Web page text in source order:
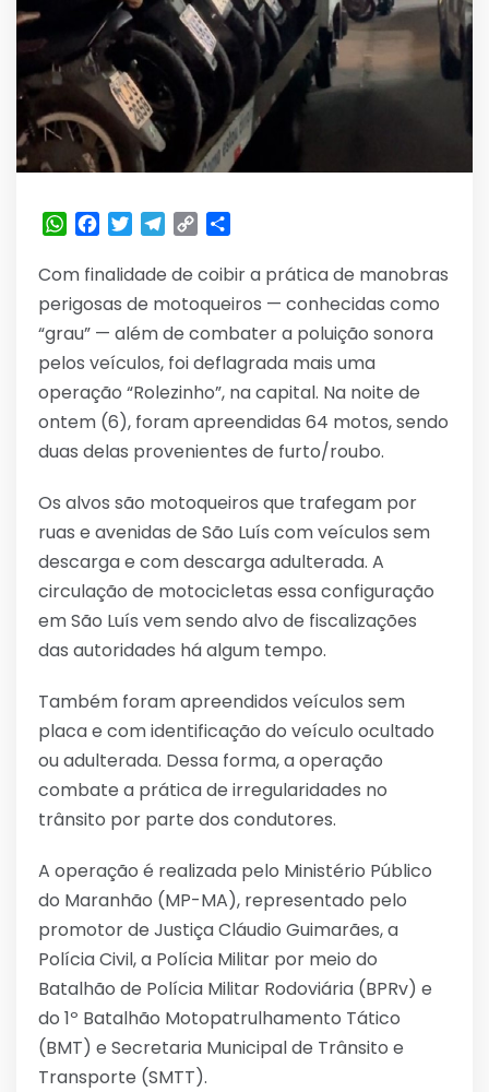
WhatsApp
Facebook
TwitterTelegram
Copy
Com finalidade de coibir a prática de manobras
perigosas de motoqueiros — conhecidas como
“grau” — além de combater a poluição sonora
pelos veículos, foi deflagrada mais uma
operação “Rolezinho”, na capital. Na noite de
ontem (6), foram apreendidas 64 motos, sendo
duas delas provenientes de furto/roubo.
Os alvos são motoqueiros que trafegam por
ruas e avenidas de São Luís com veículos sem
descarga e com descarga adulterada. A
circulação de motocicletas essa configuração
em São Luís vem sendo alvo de fiscalizações
das autoridades há algum tempo.
Também foram apreendidos veículos sem
placa e com identificação do veículo ocultado
ou adulterada. Dessa forma, a operação
combate a prática de irregularidades no
trânsito por parte dos condutores.
A operação é realizada pelo Ministério Público
do Maranhão (MP-MA), representado pelo
promotor de Justiça Cláudio Guimarães, a
Polícia Civil, a Polícia Militar por meio do
Batalhão de Polícia Militar Rodoviária (BPRv) e
do 1º Batalhão Motopatrulhamento Tático
(BMT) e Secretaria Municipal de Trânsito e
Transporte (SMTT).